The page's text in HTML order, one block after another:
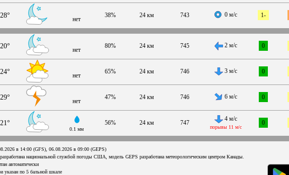
нет
38% 24 км 743 0 м/с 1-
нет
80% 24 км 745 2 м/с 0
нет
65% 24 км 746 3 м/с 0
нет
47% 24 км 746 6 м/с 0
0.1 мм
56% 24 км 747
4 м/с
порывы 11 м/с
0
в 14:00 (GFS), 06.08.2026 в 09:00 (GEPS)
национальной службой погоды США, модель GEPS разработана метеорологическим центром Канады.
автоматически
указан по 5 бальной шкале